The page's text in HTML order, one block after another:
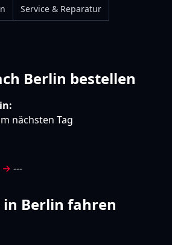
Service & Reparatur
Berlin bestellen
nächsten Tag
→ ---
in Berlin fahren